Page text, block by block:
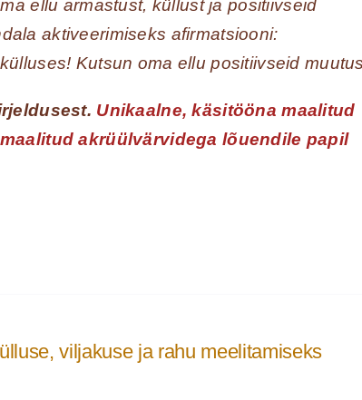
ellu armastust, küllust ja positiivseid
aktiveerimiseks afirmatsiooni:
Kutsun oma ellu positiivseid
Unikaalne, käsitööna maalitud
akrüülvärvidega lõuendile papil
viljakuse ja rahu meelitamiseks